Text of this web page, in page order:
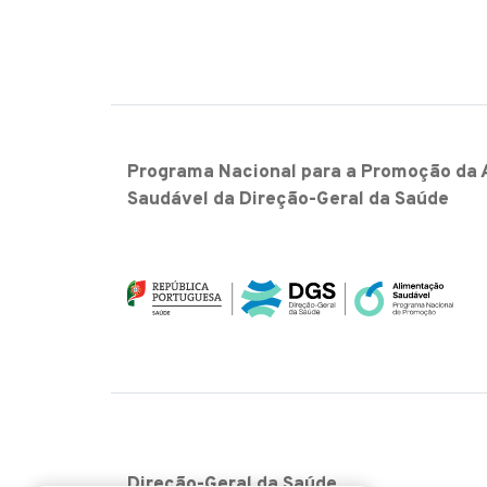
Programa Nacional para a Promoção da
Saudável da Direção-Geral da Saúde